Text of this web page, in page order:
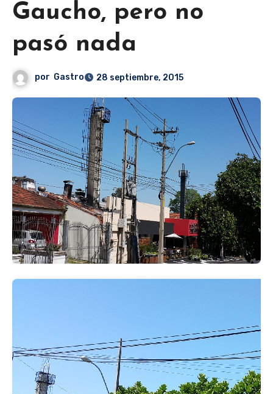
Gaucho, pero no
pasó nada
por Gastro 28 septiembre, 2015